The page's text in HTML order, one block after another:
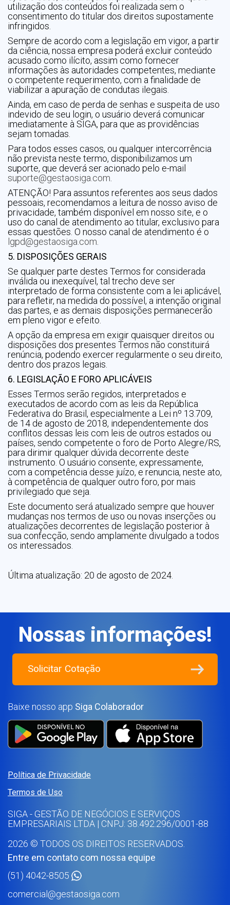
utilização dos conteúdos foi realizada sem o
consentimento do titular dos direitos supostamente
infringidos.
Sempre de acordo com a legislação em vigor, a partir
da ciência, nossa empresa poderá excluir conteúdo
acusado como ilícito, assim como fornecer
informações às autoridades competentes, mediante
o competente requerimento, com a finalidade de
viabilizar a apuração de condutas ilegais.
Ainda, em caso de perda de senhas e suspeita de uso
indevido de seu login, o usuário deverá comunicar
imediatamente à SIGA, para que as providências
sejam tomadas.
Para todos esses casos, ou qualquer intercorrência
não prevista neste termo, disponibilizamos um
suporte, que deverá ser acionado pelo e-mail
suporte@gestaosiga.com
ATENÇÃO! Para assuntos referentes aos seus dados
pessoais, recomendamos a leitura de nosso aviso de
privacidade, também disponível em nosso site, e o
uso do canal de atendimento ao titular, exclusivo para
essas questões. O nosso canal de atendimento é o
lgpd@gestaosiga.com
5. DISPOSIÇÕES GERAIS
Se qualquer parte destes Termos for considerada
inválida ou inexequível, tal trecho deve ser
interpretado de forma consistente com a lei aplicável,
para refletir, na medida do possível, a intenção original
das partes, e as demais disposições permanecerão
em pleno vigor e efeito.
A opção da empresa em exigir quaisquer direitos ou
disposições dos presentes Termos não constituirá
renúncia, podendo exercer regularmente o seu direito,
dentro dos prazos legais.
6. LEGISLAÇÃO E FORO APLICÁVEIS
Esses Termos serão regidos, interpretados e
executados de acordo com as leis da República
Federativa do Brasil, especialmente a Lei nº 13.709,
de 14 de agosto de 2018, independentemente dos
conflitos dessas leis com leis de outros estados ou
países, sendo competente o foro de Porto Alegre/RS,
para dirimir qualquer dúvida decorrente deste
instrumento. O usuário consente, expressamente,
com a competência desse juízo, e renuncia, neste ato,
à competência de qualquer outro foro, por mais
privilegiado que seja.
Este documento será atualizado sempre que houver
mudanças nos termos de uso ou novas inserções ou
atualizações decorrentes de legislação posterior à
sua confecção, sendo amplamente divulgado a todos
os interessados.
Última atualização: 20 de agosto de 2024.
Nossas informações!
Solicitar Cotação
Baixe nosso app Siga Colaborador
Política de Privacidade
Termos de Uso
SIGA - GESTÃO DE NEGÓCIOS E SERVIÇOS
EMPRESARIAIS LTDA | CNPJ: 38.492.296/0001-88
2026 © TODOS OS DIREITOS RESERVADOS.
Entre em contato com nossa equipe
(51) 4042-8505
comercial@gestaosiga.com